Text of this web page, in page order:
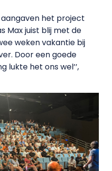
het project
Max juist blij met de
weken vakantie bij
Door een goede
lukte het ons wel’’,